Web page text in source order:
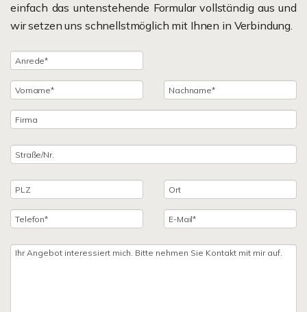
einfach das untenstehende Formular vollständig aus und
wir setzen uns schnellstmöglich mit Ihnen in Verbindung.